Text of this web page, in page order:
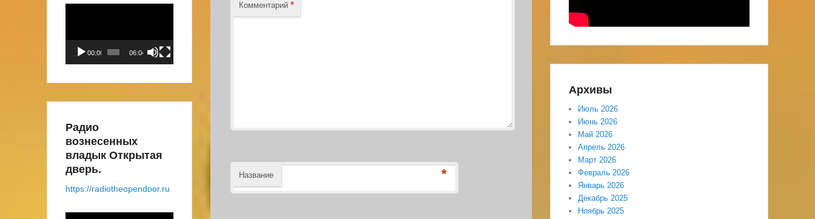
Комментарий *
Название *
Архивы
Июль 2026
Июнь 2026
Май 2026
Апрель 2026
Март 2026
Февраль 2026
Январь 2026
Декабрь 2025
Ноябрь 2025
00:00 06:04
Радио
вознесенных
владык Открытая
дверь.
https://radiotheopendoor.ru